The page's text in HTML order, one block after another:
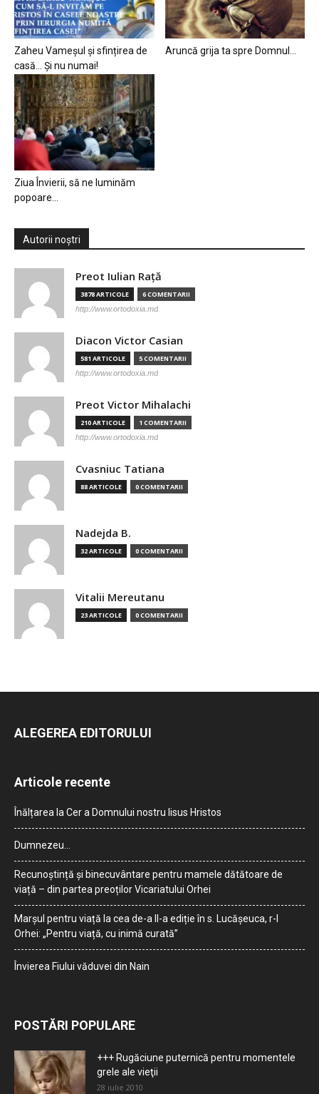
Zaheu Vameșul și sfințirea de
casă… Și nu numai!
Aruncă grija ta spre Domnul…
Ziua Învierii, să ne luminăm
popoare…
Autorii noștri
Preot Iulian Raţă
3878 ARTICOLE 6 COMENTARII
http://www.ortodoxia.md
Diacon Victor Casian
581 ARTICOLE 5 COMENTARII
http://www.ortodoxia.md
Preot Victor Mihalachi
210 ARTICOLE 1 COMENTARII
http://www.ortodoxia.md
Cvasniuc Tatiana
88 ARTICOLE 0 COMENTARII
Nadejda B.
32 ARTICOLE 0 COMENTARII
Vitalii Mereutanu
23 ARTICOLE 0 COMENTARII
ALEGEREA EDITORULUI
Articole recente
Înălțarea la Cer a Domnului nostru Iisus Hristos
Dumnezeu…
Recunoștință și binecuvântare pentru mamele dătătoare de
viață – din partea preoților Vicariatului Orhei
Marșul pentru viață la cea de-a II-a ediție în s. Lucășeuca, r-l
Orhei: „Pentru viață, cu inimă curată”
Învierea Fiului văduvei din Nain
POSTĂRI POPULARE
+++ Rugăciune puternică pentru momentele
grele ale vieţii
28 iulie 2010